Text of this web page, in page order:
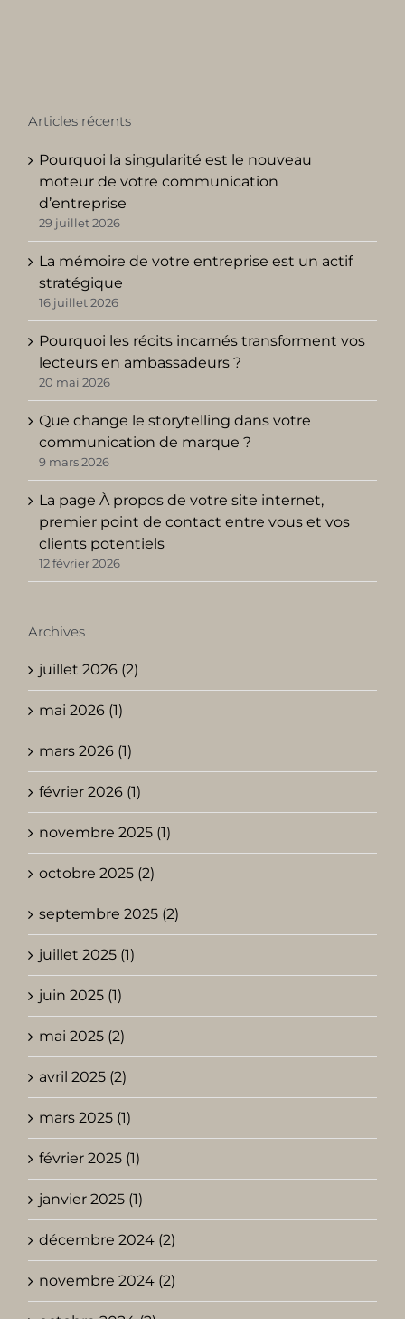
Articles récents
Pourquoi la singularité est le nouveau
moteur de votre communication
d’entreprise
29 juillet 2026
La mémoire de votre entreprise est un actif
stratégique
16 juillet 2026
Pourquoi les récits incarnés transforment vos
lecteurs en ambassadeurs ?
20 mai 2026
Que change le storytelling dans votre
communication de marque ?
9 mars 2026
La page À propos de votre site internet,
premier point de contact entre vous et vos
clients potentiels
12 février 2026
Archives
juillet 2026 (2)
mai 2026 (1)
mars 2026 (1)
février 2026 (1)
novembre 2025 (1)
octobre 2025 (2)
septembre 2025 (2)
juillet 2025 (1)
juin 2025 (1)
mai 2025 (2)
avril 2025 (2)
mars 2025 (1)
février 2025 (1)
janvier 2025 (1)
décembre 2024 (2)
novembre 2024 (2)